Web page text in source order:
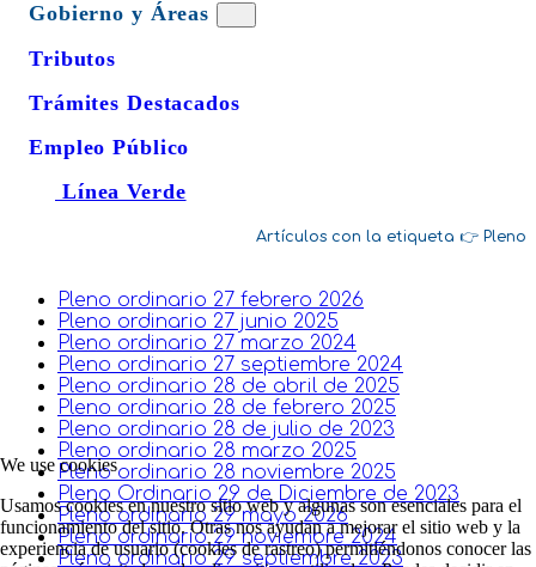
Gobierno y Áreas
Tributos
Trámites Destacados
Empleo Público
Línea Verde
Pleno
Pleno ordinario 27 febrero 2026
Pleno ordinario 27 junio 2025
Pleno ordinario 27 marzo 2024
Pleno ordinario 27 septiembre 2024
Pleno ordinario 28 de abril de 2025
Pleno ordinario 28 de febrero 2025
Pleno ordinario 28 de julio de 2023
Pleno ordinario 28 marzo 2025
Pleno ordinario 28 noviembre 2025
Pleno Ordinario 29 de Diciembre de 2023
Pleno ordinario 29 mayo 2026
Pleno ordinario 29 noviembre 2024
Pleno ordinario 29 septiembre 2023
We use cookies
Usamos cookies en nuestro sitio web y algunas son esenciales para el
funcionamiento del sitio. Otras nos ayudan a mejorar el sitio web y la
experiencia de usuario (cookies de rastreo) permitiéndonos conocer las